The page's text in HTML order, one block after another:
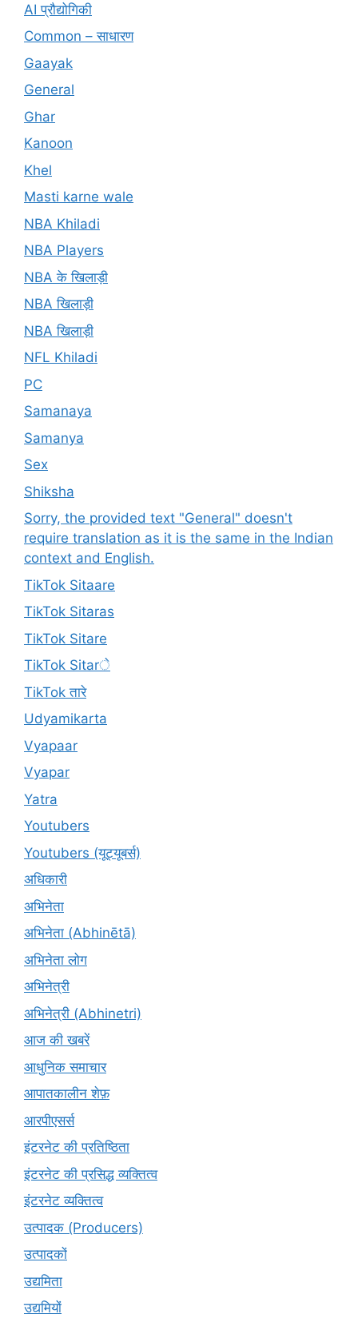
AI प्रौद्योगिकी
Common – साधारण
Gaayak
General
Ghar
Kanoon
Khel
Masti karne wale
NBA Khiladi
NBA Players
NBA के खिलाड़ी
NBA खिलाड़ी
NBA खिलाड़ी
NFL Khiladi
PC
Samanaya
Samanya
Sex
Shiksha
Sorry, the provided text "General" doesn't
require translation as it is the same in the Indian
context and English.
TikTok Sitaare
TikTok Sitaras
TikTok Sitare
TikTok Sitarे
TikTok तारे
Udyamikarta
Vyapaar
Vyapar
Yatra
Youtubers
Youtubers (यूट्यूबर्स)
अधिकारी
अभिनेता
अभिनेता (Abhinētā)
अभिनेता लोग
अभिनेत्री
अभिनेत्री (Abhinetri)
आज की खबरें
आधुनिक समाचार
आपातकालीन शेफ़
आरपीएसर्स
इंटरनेट की प्रतिष्ठिता
इंटरनेट की प्रसिद्ध व्यक्तित्व
इंटरनेट व्यक्तित्व
उत्पादक (Producers)
उत्पादकों
उद्यमिता
उद्यमियों